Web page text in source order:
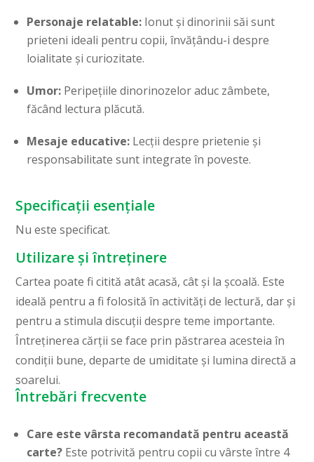
Personaje relatable: Ionut și dinorinii săi sunt
prieteni ideali pentru copii, învățându-i despre
loialitate și curiozitate.
Umor: Peripețiile dinorinozelor aduc zâmbete,
făcând lectura plăcută.
Mesaje educative: Lecții despre prietenie și
responsabilitate sunt integrate în poveste.
Specificații esențiale
Nu este specificat.
Utilizare și întreținere
Cartea poate fi citită atât acasă, cât și la școală. Este
ideală pentru a fi folosită în activități de lectură, dar și
pentru a stimula discuții despre teme importante.
Întreținerea cărții se face prin păstrarea acesteia în
condiții bune, departe de umiditate și lumina directă a
soarelui.
Întrebări frecvente
Care este vârsta recomandată pentru această
carte? Este potrivită pentru copii cu vârste între 4